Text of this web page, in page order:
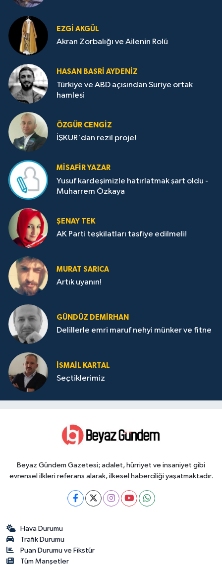
EZGI AKGÜL
Akran Zorbalığı ve Ailenin Rolü
HASAN BASRI AYDENIZ
Türkiye ve ABD açısından Suriye ortak
hamlesi
ÖZGÜR CENGIZ
İŞKUR'dan rezil proje!
MISAFIR YAZAR
Yusuf kardeşimizle hatırlatmak şart oldu -
Muharrem Özkaya
ŞENAY TEK
AK Parti teşkilatları tasfiye edilmeli!
MURAT SARICA
Artık uyanın!
GÜNDÜZ DEMIRHAN
Delillerle emri maruf nehyi münker ve fitne
İSMAIL KARTAL
Seçtiklerimiz
Beyaz Gündem Gazetesi; adalet, hürriyet ve insaniyet gibi
evrensel ilkleri referans alarak, ilkesel haberciliği yaşatmaktadır.
Hava Durumu
Trafik Durumu
Puan Durumu ve Fikstür
Tüm Manşetler